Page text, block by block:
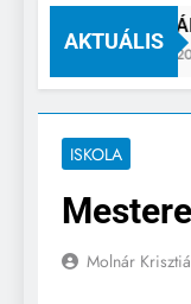
AKTUÁLIS
ISKOLA
Molnár